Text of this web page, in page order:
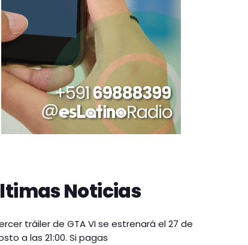
Noticias
tráiler de GTA VI se estrenará el 27 de
a las 21:00. Si pagas